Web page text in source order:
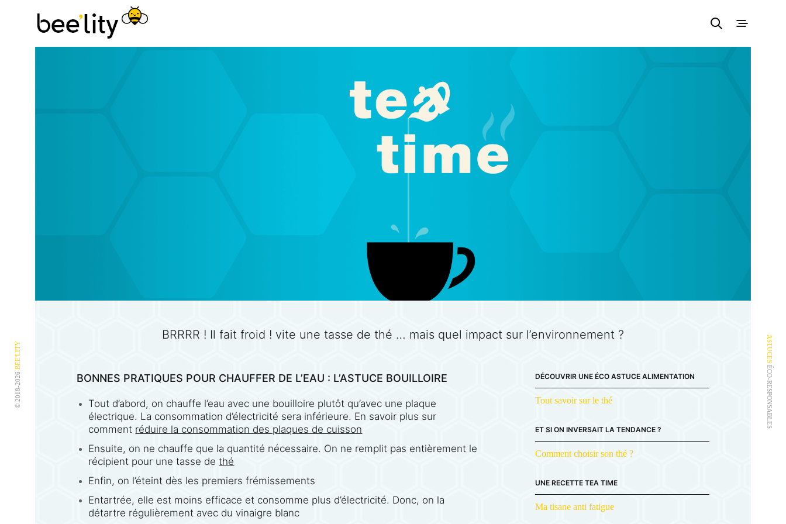
© 2018-2026
BEE'LITY ASTUCES
ÉCO-RESPONSABLES
BRRRR ! Il fait froid ! vite une tasse de thé … mais quel impact sur l’environnement ?
BONNES PRATIQUES POUR CHAUFFER DE L’EAU : L’ASTUCE BOUILLOIRE
Tout d’abord, on chauffe l’eau avec une bouilloire plutôt qu’avec une plaque
électrique. La consommation d’électricité sera inférieure. En savoir plus sur
comment réduire la consommation des plaques de cuisson
Ensuite, on ne chauffe que la quantité nécessaire. On ne remplit pas entièrement le
récipient pour une tasse dethé
Enfin, on l’éteint dès les premiers frémissements
Entartrée, elle est moins efficace et consomme plus d’électricité. Donc, on la
détartre régulièrement avec du vinaigre blanc
DÉCOUVRIR UNE ÉCO ASTUCE ALIMENTATION
Tout savoir sur le thé
ET SI ON INVERSAIT LA TENDANCE ?
Comment choisir son thé ?
UNE RECETTE TEA TIME
Ma tisane anti fatigue